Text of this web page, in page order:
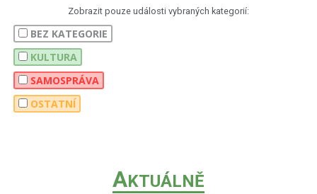
Zobrazit pouze události vybraných kategorií:
BEZ KATEGORIE
KULTURA
SAMOSPRÁVA
OSTATNÍ
AKTUÁLNĚ